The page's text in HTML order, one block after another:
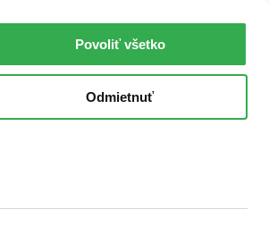
Povoliť všetko
Odmietnuť